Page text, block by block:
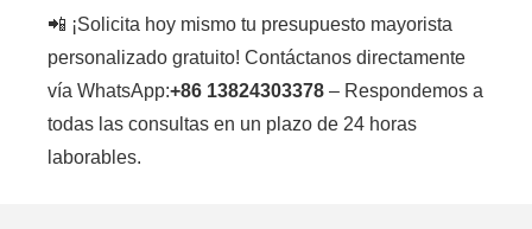
📲 ¡Solicita hoy mismo tu presupuesto mayorista
personalizado gratuito! Contáctanos directamente
vía WhatsApp:+86 13824303378 – Respondemos a
todas las consultas en un plazo de 24 horas
laborables.